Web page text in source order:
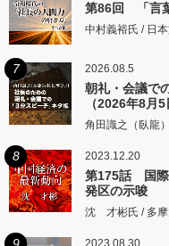
第86回 「言
中村義裕氏 / 日
7 2026.08.5
朝礼・会議で
（2026年8月5
角田識之（臥龍
8 2023.12.20
第175話 国際
発区の示唆
沈 才彬氏 / 多摩